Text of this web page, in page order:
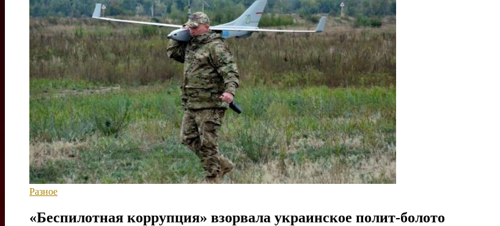
Разное
«Беспилотная коррупция» взорвала украинское полит-болото